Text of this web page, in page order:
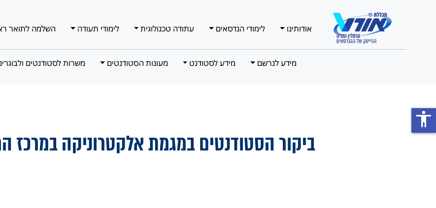
אודותינו לימודי הנדסאים עתודה טכנולוגית לימודי תעודה השלמה לתואר
מידע לנרשם מידע לסטודנט מעונות הסטודנטים משרות לסטודנטים
ביקור הסטודנטים במגמת אלקטרוניקה במרכז
accessibility